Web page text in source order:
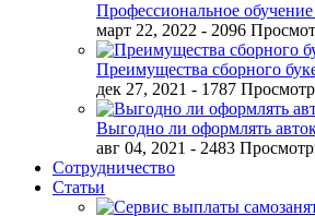
Профессиональное
март 22, 2022 - 2096
Преимущества сборного
дек 27, 2021 - 1787
Выгодно ли оформлять
авг 04, 2021 - 2483
Сотрудничество
Статьи